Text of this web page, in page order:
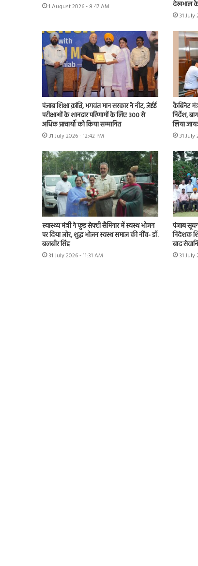
1 August 2026 - 8:47 AM
देखभाल के
31 July
पंजाब शिक्षा क्रांति, भगवंत मान सरकार ने नीट, जेईई
परीक्षाओं के शानदार परिणामों के लिए 300 से
अधिक प्राचार्यों को किया सम्मानित
31 July 2026 - 12:42 PM
कैबिनेट
निर्देश,
लिया
31 July
स्वास्थ्य मंत्री ने फूड सेफ्टी सैमिनार में स्वस्थ भोजन
पर दिया जोर, शुद्ध भोजन स्वस्थ समाज की नींव- डॉ.
बलबीर सिंह
31 July 2026 - 11:31 AM
पंजाब
निदेशक
बाद
31 July